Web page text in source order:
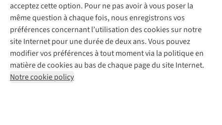
acceptez cette option. Pour ne pas avoir à vous poser la
même question à chaque fois, nous enregistrons vos
préférences concernant l’utilisation des cookies sur notre
site Internet pour une durée de deux ans. Vous pouvez
modifier vos préférences à tout moment via la politique en
matière de cookies au bas de chaque page du site Internet.
Notre cookie policy
Mentions légales
Politique de confidentialité
Conditions générales
Cookie Policy